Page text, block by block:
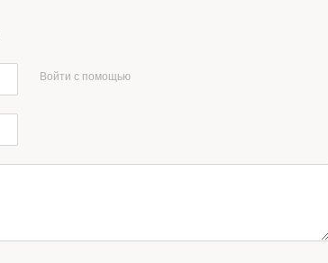
Войти с помощью